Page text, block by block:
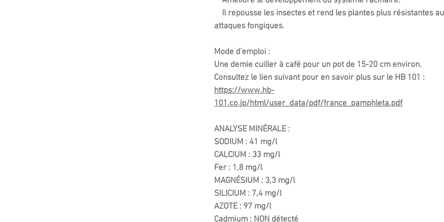
Il repousse les insectes et rend les plantes plus résistantes
attaques fongiques.
Mode d'emploi :
Une demie cuiller à café pour un pot de 15-20 cm environ.
Consultez le lien suivant pour en savoir plus sur le HB 101 :
https://www.hb-
101.co.jp/html/user_data/pdf/france_pamphleta.pdf
ANALYSE MINÉRALE :
SODIUM : 41 mg/l
CALCIUM : 33 mg/l
Fer : 1,8 mg/l
MAGNÉSIUM : 3,3 mg/l
SILICIUM : 7,4 mg/l
AZOTE : 97 mg/l
Cadmium : NON détecté